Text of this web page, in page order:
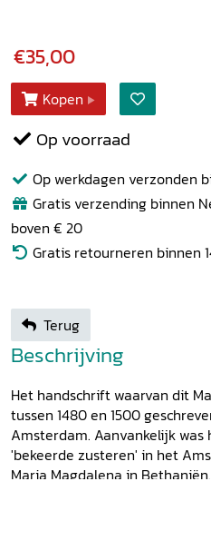
€35,00
Kopen
Op voorraad
Op werkdagen verzonden
Gratis verzending binnen
boven € 20
Gratis retourneren binnen
Terug
Beschrijving
Het handschrift waarvan dit
tussen 1480 en 1500
Amsterdam. Aanvankelijk
'bekeerde zusteren' in het
Maria Magdalena in
belandde het via koopman-
1890 in museum